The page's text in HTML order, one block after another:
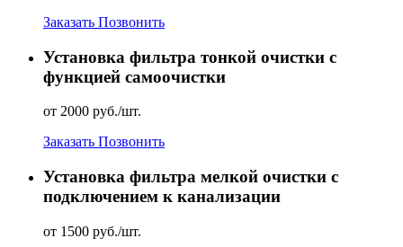
Заказать Позвонить
Установка фильтра тонкой очистки с
функцией самоочистки
от 2000 руб./шт.
Заказать Позвонить
Установка фильтра мелкой очистки с
подключением к канализации
от 1500 руб./шт.